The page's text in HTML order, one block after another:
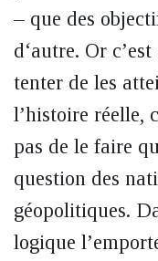
– que des
d‘autre. Or
tenter de les
l’histoire réelle,
pas de le faire
question des
géopolitiques.
logique